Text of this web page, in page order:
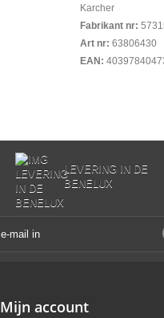
Karcher
Fabrikant nr:
Art nr: 63806430
EAN:
LEVERING IN DE
BENELUX
Mijn account